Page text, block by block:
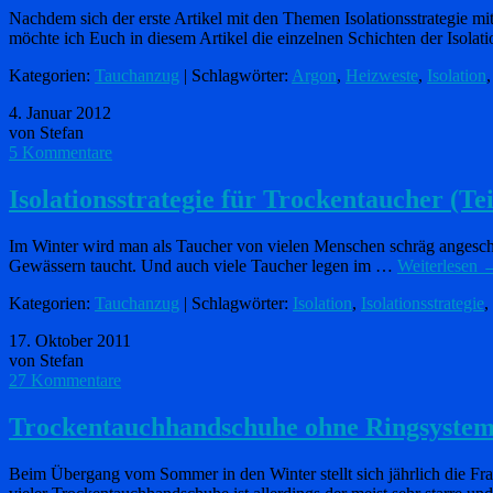
Nachdem sich der erste Artikel mit den Themen Isolationsstrategie
möchte ich Euch in diesem Artikel die einzelnen Schichten der
Kategorien: Tauchanzug | Schlagwörter: Argon, Heizweste, Isolation
4. Januar 2012
von Stefan
5 Kommentare
Isolationsstrategie für Trockentaucher
Im Winter wird man als Taucher von vielen Menschen schräg
Gewässern taucht. Und auch viele Taucher legen im … Weiterlesen
Kategorien: Tauchanzug | Schlagwörter: Isolation, Isolationsstrategie,
17. Oktober 2011
von Stefan
27 Kommentare
Trockentauchhandschuhe ohne
Beim Übergang vom Sommer in den Winter stellt sich jährlich die